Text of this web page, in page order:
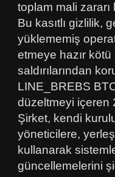
toplam mali zararı
Bu kasıtlı gizlilik,
yüklememiş
etmeye hazır
saldırılarından
LINE_BREBS
düzeltmeyi içeren
Şirket, kendi
yöneticilere,
kullanarak
güncellemelerini